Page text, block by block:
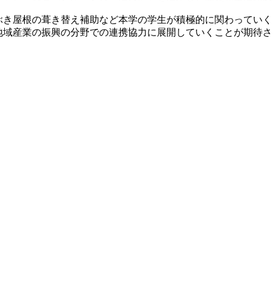
屋根の葺き替え補助など本学の学生が積極的に関わっていく
産業の振興の分野での連携協力に展開していくことが期待さ